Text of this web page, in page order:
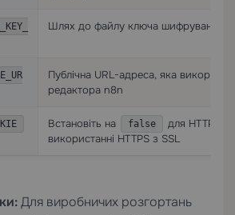
Шлях до файлу ключа шифрування
Публічна URL-адреса, яка
редактора n8n
Встановіть на false
для HTTP;
використанні HTTPS з SSL
Для виробничих розгортань